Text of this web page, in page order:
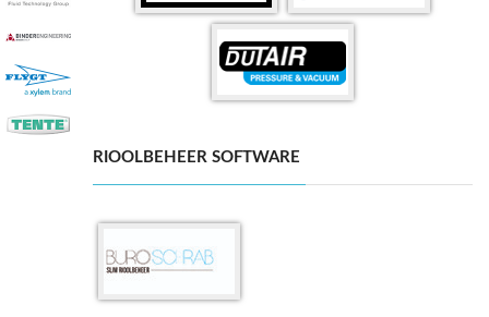
RIOOLBEHEER SOFTWARE